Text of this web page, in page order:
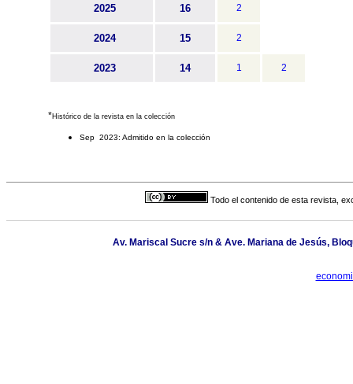
2025 16 2
2024 15 2
2023 14 1 2
*Histórico de la revista en la colección
Sep 2023: Admitido en la colección
Todo el contenido de esta revista,
Av. Mariscal Sucre s/n & Ave. Mariana de Jesús,